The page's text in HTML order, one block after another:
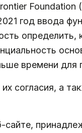
Foundation
год ввода
определить,
времени для
согласия, а
сайте,